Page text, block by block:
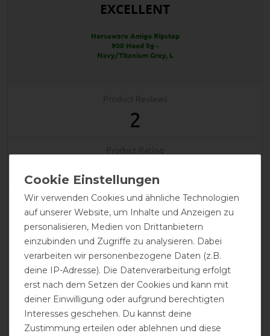
EXCELLENT
Horseware Amigo Ripstop
900 Hood 0g -
Navy/Titanium Grey, L
2
product experience
calculated from 2 customer reviews
Positive
100%
0%
Wir verwenden Cookies und ähnliche Technologien
auf unserer Website, um Inhalte und Anzeigen zu
personalisieren, Medien von Drittanbietern
einzubinden und Zugriffe zu analysieren. Dabei
verarbeiten wir personenbezogene Daten (z.B.
deine IP-Adresse). Die Datenverarbeitung erfolgt
erst nach dem Setzen der Cookies und kann mit
deiner Einwilligung oder aufgrund berechtigten
Interesses geschehen. Du kannst deine
Zustimmung erteilen oder ablehnen und diese